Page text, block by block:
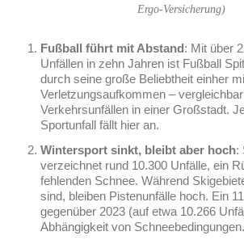
Ergo-Versicherung)
Fußball führt mit Abstand: Mit über
Unfällen in zehn Jahren ist Fußball
durch seine große Beliebtheit einher
Verletzungsaufkommen –
Verkehrsunfällen in einer Großstadt.
Sportunfall fällt hier an.
Wintersport sinkt, bleibt aber hoch:
verzeichnet rund 10.300 Unfälle, ein
fehlenden Schnee. Während
sind, bleiben Pistenunfälle hoch. Ein
gegenüber 2023 (auf etwa 10.266
Abhängigkeit von Schneebedingungen.